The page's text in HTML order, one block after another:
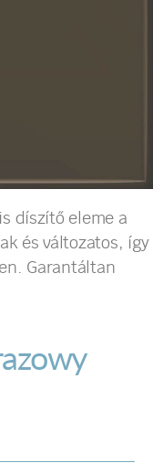
díszítő eleme a
és változatos, így
Garantáltan